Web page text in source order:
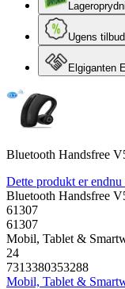
Ugens
Elgiganten
Bluetooth Handsfree
Dette produkt er
Bluetooth Handsfree
61307
61307
Mobil, Tablet &
24
7313380353288
Mobil, Tablet &